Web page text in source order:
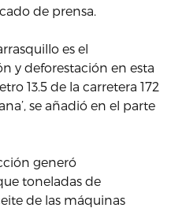
de prensa.
es el
y deforestación en esta
13.5 de la carretera 172
se añadió en el parte
generó
toneladas de
de las máquinas